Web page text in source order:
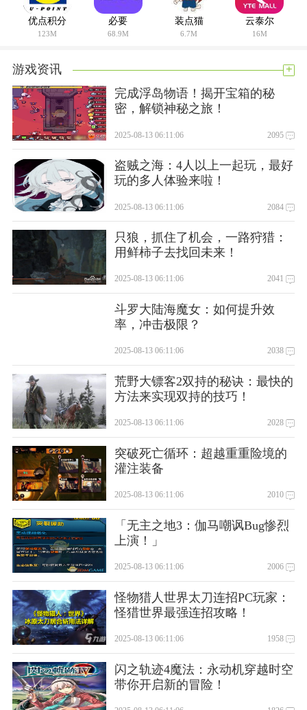
优点积分
123M
必要
68.9M
装点猫
6.7M
云泰尔
16M
游戏资讯 +
完成浮岛物语！揭开宝箱的秘
密，解锁神秘之旅！
2025-08-13 06:11:06 2095
盗贼之海：4人以上一起玩，最好
玩的多人体验来啦！
2025-08-13 06:11:06 2084
只狼，抓住了机会，一路狩猎：
用鲜柿子去找回未来！
2025-08-13 06:11:06 2041
斗罗大陆海魔女：如何提升效
率，冲击极限？
2025-08-13 06:11:06 2038
荒野大镖客2双持的秘诀：最快的
方法来实现双持的技巧！
2025-08-13 06:11:06 2028
突破死亡循环：超越重重险境的
灌注装备
2025-08-13 06:11:06 2010
「无主之地3：伽马嘲讽Bug惨烈
上演！」
2025-08-13 06:11:06 2006
怪物猎人世界太刀连招PC玩家：
怪猎世界最强连招攻略！
2025-08-13 06:11:06 1958
闪之轨迹4魔法：永动机穿越时空
带你开启新的冒险！